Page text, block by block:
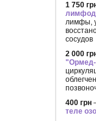
1 750
лимфы,
сосудов
2 000
400 грн
теле